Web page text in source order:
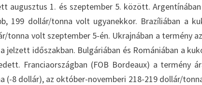
augusztus 1. és szeptember 5. között.
199 dollár/tonna volt ugyanekkor. Brazíliában a
tonna volt szeptember 5-én. Ukrajnában a termény
jelzett időszakban. Bulgáriában és Romániában a
Franciaországban (FOB Bordeaux) a termény
(-8 dollár), az október-novemberi 218-219 dollár/